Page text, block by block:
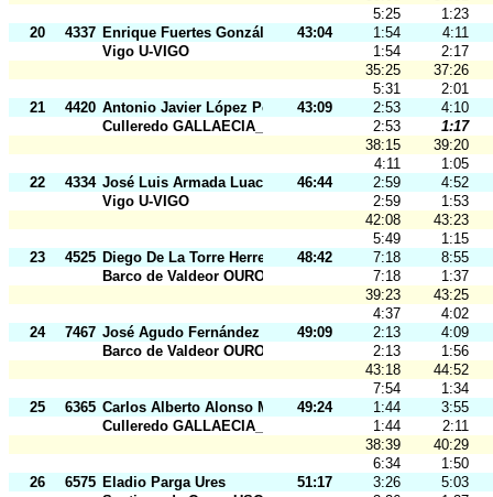
5:25
1:23
20
4337 Enrique Fuertes González 43:04 1:54
4:11
Vigo U-VIGO
1:54
2:17
35:25
37:26
5:31
2:01
21
4420 Antonio Javier López Peiteado43:09 2:53
4:10
Culleredo GALLAECIA_RAID
2:53
1:17
38:15
39:20
4:11
1:05
22
4334 José Luis Armada Luaces 46:44 2:59
4:52
Vigo U-VIGO
2:59
1:53
42:08
43:23
5:49
1:15
23
4525 Diego De La Torre Herrera 48:42 7:18
8:55
Barco de Valdeor OURO
7:18
1:37
39:23
43:25
4:37
4:02
24
7467 José Agudo Fernández 49:09 2:13
4:09
Barco de Valdeor OURO
2:13
1:56
43:18
44:52
7:54
1:34
25
6365 Carlos Alberto Alonso Moreira49:24 1:44
3:55
Culleredo GALLAECIA_RAID
1:44
2:11
38:39
40:29
6:34
1:50
26
6575 Eladio Parga Ures 51:17 3:26
5:03